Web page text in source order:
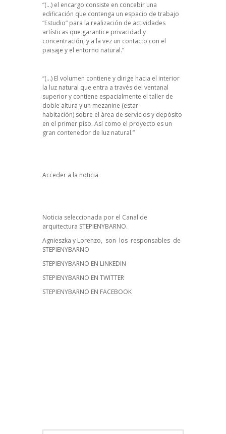
“(…) el encargo consiste en concebir una
edificación que contenga un espacio de trabajo
“Estudio” para la realización de actividades
artísticas que garantice privacidad y
concentración, y a la vez un contacto con el
paisaje y el entorno natural.”
“(…) El volumen contiene y dirige hacia el interior
la luz natural que entra a través del ventanal
superior y contiene espacialmente el taller de
doble altura y un mezanine (estar-
habitación) sobre el área de servicios y depósito
en el primer piso. Así como el proyecto es un
gran contenedor de luz natural.”
Acceder a la noticia
Noticia seleccionada por el Canal de
arquitectura STEPIENYBARNO.
Agnieszka y Lorenzo, son los responsables de
STEPIENYBARNO
STEPIENYBARNO EN LINKEDIN
STEPIENYBARNO EN TWITTER
STEPIENYBARNO EN FACEBOOK